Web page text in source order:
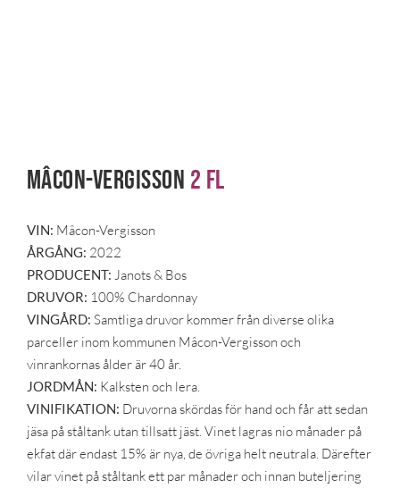
Mâcon-Vergisson 2 fl
VIN: Mâcon-Vergisson
ÅRGÅNG: 2022
PRODUCENT: Janots & Bos
DRUVOR: 100% Chardonnay
VINGÅRD: Samtliga druvor kommer från diverse olika
parceller inom kommunen Mâcon-Vergisson och
vinrankornas ålder är 40 år.
JORDMÅN: Kalksten och lera.
VINIFIKATION: Druvorna skördas för hand och får att sedan
jäsa på ståltank utan tillsatt jäst. Vinet lagras nio månader på
ekfat där endast 15% är nya, de övriga helt neutrala. Därefter
vilar vinet på ståltank ett par månader och innan buteljering